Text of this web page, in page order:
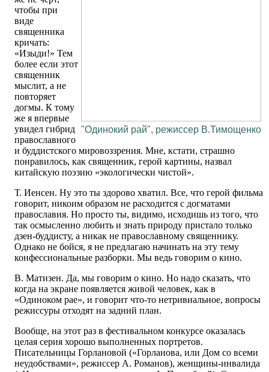
"Одинокий рай", режиссер В.Тимощенко
чтобы при
виде
священника
кричать:
«Изыди!» Тем
более если этот
священник
мыслит, а не
повторяет
догмы. К тому
же я впервые
увидел гибрид
православного
и буддистского мировоззрения. Мне, кстати, страшно
понравилось, как священник, герой картины, назвал
китайскую поэзию «экологически чистой».
Т. Иенсен. Ну это ты здорово хватил. Все, что герой фильма
говорит, никоим образом не расходится с догматами
православия. Но просто ты, видимо, исходишь из того, что
так осмысленно любить и знать природу пристало только
дзен-буддисту, а никак не православному священнику.
Однако не бойся, я не предлагаю начинать на эту тему
конфессиональные разборки. Мы ведь говорим о кино.
В. Матизен. Да, мы говорим о кино. Но надо сказать, что
когда на экране появляется живой человек, как в
«Одиноком рае», и говорит что-то нетривиальное, вопросы
режиссуры отходят на задний план.
Вообще, на этот раз в фестивальном конкурсе оказалась
целая серия хорошо выполненных портретов.
Писательницы Горлановой («Горланова, или Дом со всеми
неудобствами», режиссер А. Романов), женщины-инвалида